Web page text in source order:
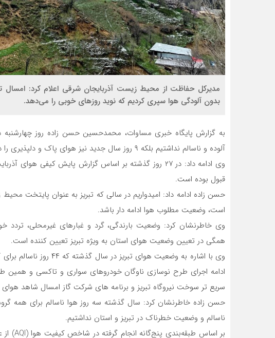
مدیرکل حفاظت از محیط زیست آذربایجان شرقی اعلام کرد: امسال
بدون آلودگی هوا سپری کردیم که نوید روزهای خوبی را می‌دهد.
به گزارش پایگاه خبری مساوات، محمدحسین حسن زاده روز
آلوده و ناسالم نداشتیم بلکه ۹ روز سال جدید نیز هوای پاک و دلپذیری را در تبریز تجربه کردیم.
قبول بوده است.
است، وضعیت مطلوب هوا ادامه دار باشد.
وی خاطرنشان کرد: وضعیت بارندگی، گرد و غبارهای غیرمحلی، تردد
همگی در تعیین وضعیت هوای استان به ویژه تبریز تعیین کننده است.
وی با اشاره به وضعیت هوای
ادامه اجرای طرح نوسازی ناوگان خودروهای سواری و تاکسی و
سریع تر سوخت نیروگاه تبریز و برنامه های شرکت گاز امسال شاهد هوای
حسن زاده خاطرنشان کرد: سال گذشته سه روز هوا ناسالم برای همه
ناسالم و وضعیت خطرناک در تبریز و استان نداشتیم.